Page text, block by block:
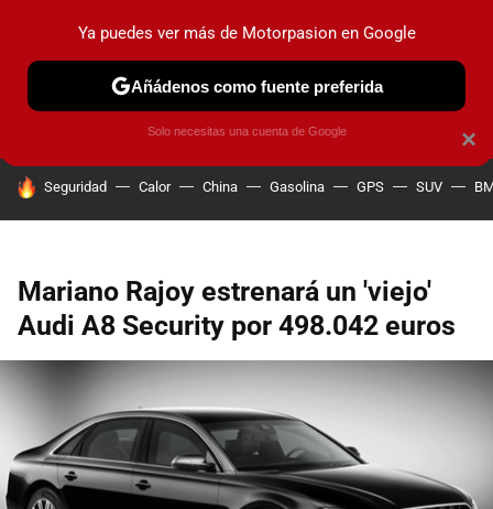
PRUEBAS COCHES ELÉCTRICOS OBSERVATORIO
HOY SE HABLA DE
Seguridad Calor China Gasolina GPS SUV
Mariano Rajoy estrenará un 'viejo'
Audi A8 Security por 498.042 euros
×
Ya puedes ver más de Motorpasion en Google
Añádenos como fuente preferida
Solo necesitas una cuenta de Google